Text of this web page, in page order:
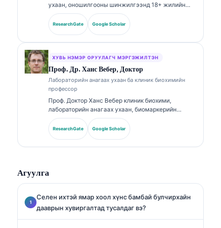
ухаан, оношилгооны шинжилгээнд 18+ жилийн
туршлагатай, зөвлөлөөр баталгаажсан клиник
эмгэг судлаач (клиник патологоанатом) юм.
Тэрээр клиник химийн чиглэлээр мэргэшлийн
шинжилгээний талаар өргөнөөр нийтэлсэн.
ResearchGate Google Scholar
ХУВЬ НЭМЭР ОРУУЛАГЧ МЭРГЭЖИЛТЭН
Проф. Др. Ханс Вебер, Доктор
Лабораторийн анагаах ухаан ба клиник биохимийн
профессор
Проф. Доктор Ханс Вебер клиник биохими,
лабораторийн анагаах ухаан, биомаркерийн
судалгаанд 30+ жилийн туршлагатай. Германы
Клиник химийн нийгэмлэгийн (German Society for
Clinical Chemistry) Ерөнхийлөгчөөр ажиллаж
мэргэшсэн.
ResearchGate Google Scholar
Агуулга
Селен ихтэй ямар хоол хүнс бамбай булчирхайн
дааврын хувиргалтад тусалдаг вэ?